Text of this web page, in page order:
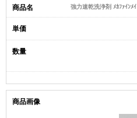
強力速乾洗浄剤 ﾒｶﾌｧｲﾝ